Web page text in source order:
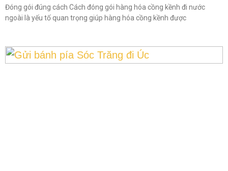
Đóng gói đúng cách Cách đóng gói hàng hóa cồng kềnh đi nước
ngoài là yếu tố quan trọng giúp hàng hóa cồng kềnh được